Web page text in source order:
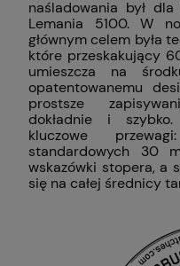
naśladowania był
Lemania 5100. W
głównym celem była
które przeskakujący
umieszcza na
opatentowanemu
prostsze
dokładnie i
kluczowe
standardowych 30
wskazówki stopera, a
się na całej średnicy